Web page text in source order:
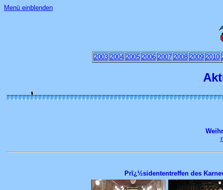
Menü einblenden
2003 2004 2005 2006 2007 2008 2009 2010
Prï¿½sidententreffen des